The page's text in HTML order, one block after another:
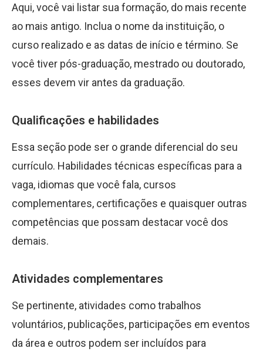
Aqui, você vai listar sua formação, do mais recente
ao mais antigo. Inclua o nome da instituição, o
curso realizado e as datas de início e término. Se
você tiver pós-graduação, mestrado ou doutorado,
esses devem vir antes da graduação.
Qualificações e habilidades
Essa seção pode ser o grande diferencial do seu
currículo. Habilidades técnicas específicas para a
vaga, idiomas que você fala, cursos
complementares, certificações e quaisquer outras
competências que possam destacar você dos
demais.
Atividades complementares
Se pertinente, atividades como trabalhos
voluntários, publicações, participações em eventos
da área e outros podem ser incluídos para